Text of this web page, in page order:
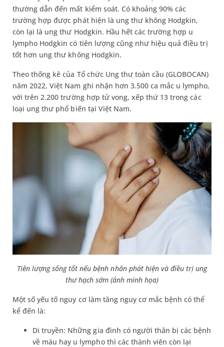
thường dẫn đến mất kiểm soát. Có khoảng 90% các
trường hợp được phát hiện là ung thư không Hodgkin,
còn lại là ung thư Hodgkin. Hầu hết các trường hợp u
lympho Hodgkin có tiên lượng cũng như hiệu quả điều trị
tốt hơn ung thư không Hodgkin.
Theo thống kê của Tổ chức Ung thư toàn cầu (GLOBOCAN)
năm 2022, Việt Nam ghi nhận hơn 3.500 ca mắc u lympho,
với trên 2.200 trường hợp tử vong, xếp thứ 13 trong các
loại ung thư phổ biến tại Việt Nam.
Tiên lượng sống tốt nếu bệnh nhân phát hiện và điều trị ung
thư hạch sớm (ảnh minh họa)
Một số yếu tố nguy cơ làm tăng nguy cơ mắc bệnh có thể
kể đến là:
Di truyền: Những gia đình có người thân bị các bệnh
về máu hay u lympho thì các thành viên còn lại